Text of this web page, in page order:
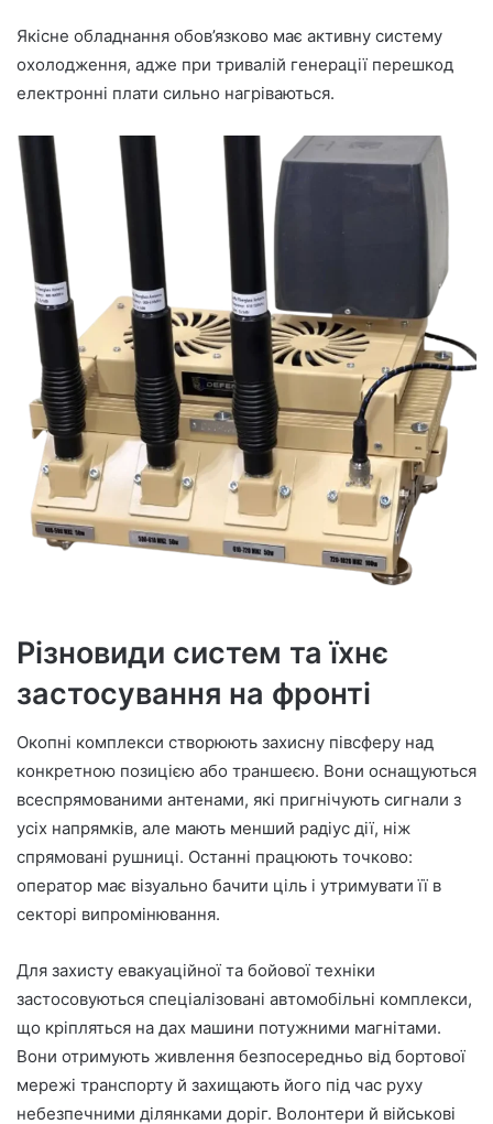
Якісне обладнання обов’язково має активну систему
охолодження, адже при тривалій генерації перешкод
електронні плати сильно нагріваються.
Різновиди систем та їхнє
застосування на фронті
Окопні комплекси створюють захисну півсферу над
конкретною позицією або траншеєю. Вони оснащуються
всеспрямованими антенами, які пригнічують сигнали з
усіх напрямків, але мають менший радіус дії, ніж
спрямовані рушниці. Останні працюють точково:
оператор має візуально бачити ціль і утримувати її в
секторі випромінювання.
Для захисту евакуаційної та бойової техніки
застосовуються спеціалізовані автомобільні комплекси,
що кріпляться на дах машини потужними магнітами.
Вони отримують живлення безпосередньо від бортової
мережі транспорту й захищають його під час руху
небезпечними ділянками доріг. Волонтери й військові